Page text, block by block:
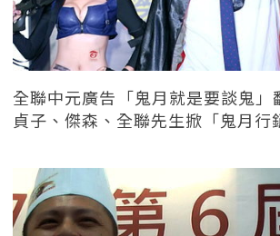
全聯中元廣告「鬼月就是要談鬼」
貞子、傑森、全聯先生掀「鬼月行